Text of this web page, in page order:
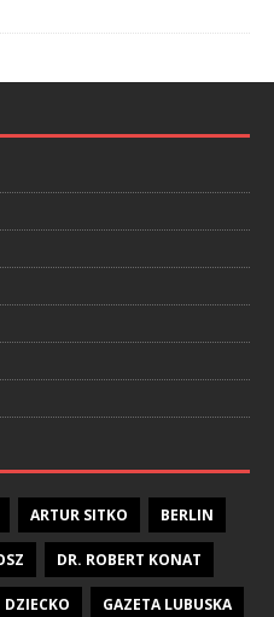
ARTUR SITKO BERLIN
DR. ROBERT KONAT
DZIECKO GAZETA LUBUSKA